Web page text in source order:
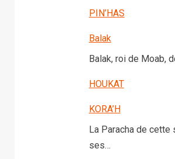
PIN’HAS
Balak
Balak, roi de Moab,
HOUKAT
KORA’H
La Paracha de cette
ses…